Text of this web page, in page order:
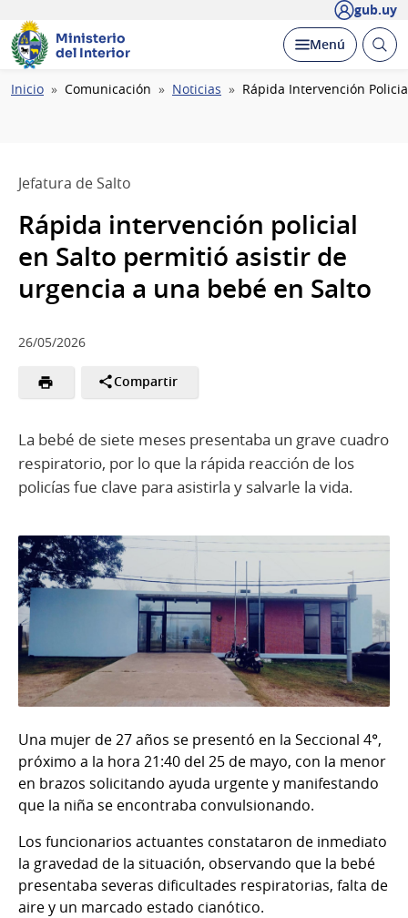
gub.uy
Ministerio
del Interior
Desplegar
Menú Abrir
Ruta
Inicio Comunicación Noticias Rápida Intervención
Jefatura de Salto
Rápida intervención policial
en Salto permitió asistir de
urgencia a una bebé en Salto
26/05/2026
Compartir
La bebé de siete meses presentaba un grave cuadro
respiratorio, por lo que la rápida reacción de los
policías fue clave para asistirla y salvarle la vida.
Una mujer de 27 años se presentó en la Seccional 4°,
próximo a la hora 21:40 del 25 de mayo, con la menor
en brazos solicitando ayuda urgente y manifestando
que la niña se encontraba convulsionando.
Los funcionarios actuantes constataron de inmediato
la gravedad de la situación, observando que la bebé
presentaba severas dificultades respiratorias, falta de
aire y un marcado estado cianótico.